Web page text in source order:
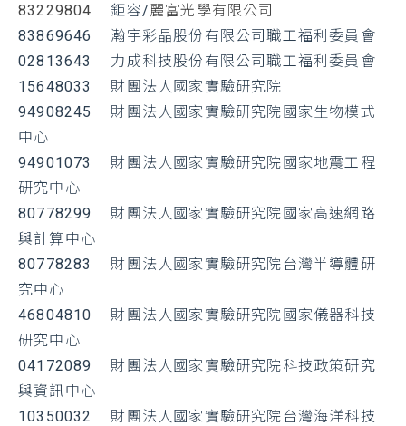
83229804
鉅容/麗富光學有限公司
83869646 瀚宇彩晶股份有限公司職工福利委員會
02813643 力成科技股份有限公司職工福利委員會
15648033 財團法人國家實驗研究院
94908245 財團法人國家實驗研究院國家生物模式
中心
94901073 財團法人國家實驗研究院國家地震工程
研究中心
80778299 財團法人國家實驗研究院國家高速網路
與計算中心
80778283 財團法人國家實驗研究院台灣半導體研
究中心
46804810 財團法人國家實驗研究院國家儀器科技
研究中心
04172089 財團法人國家實驗研究院科技政策研究
與資訊中心
10350032 財團法人國家實驗研究院台灣海洋科技